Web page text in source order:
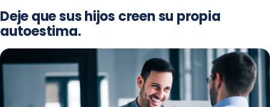
Deje que sus hijos creen su propia
autoestima.